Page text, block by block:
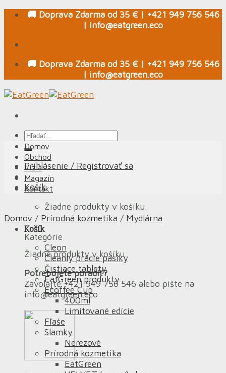
Skip
🚚 Doprava Zdarma od 35 € | +421 949 756 546
| info@eatgreen.eco
🚚 Doprava Zdarma od 35 € | +421 949 756 546
| info@eatgreen.eco
Hľadať:
Prihlásenie / Registrovať sa
Košík
Žiadne produkty v košíku.
Košík
Žiadne produkty v košíku.
Potrebujete poradiť?
Zavolajte +421 949 756 546 alebo píšte na
info@eatgreen.eco
Domov
Obchod
Vízia
Magazín
Kontakt
Domov / Prírodná kozmetika / Mydlárna
Kategórie
Cleon
Cleanly pracie pásiky
Čistiace tablety
EatGreen produkty
Ecoffee Cup
400ml
Limitované edície
Fľaše
Slamky
Nerezové
Prírodná kozmetika
EatGreen